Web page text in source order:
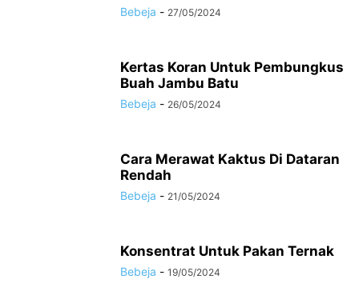
Bebeja - 27/05/2024
Kertas Koran Untuk Pembungkus
Buah Jambu Batu
Bebeja - 26/05/2024
Cara Merawat Kaktus Di Dataran
Rendah
Bebeja - 21/05/2024
Konsentrat Untuk Pakan Ternak
Bebeja - 19/05/2024